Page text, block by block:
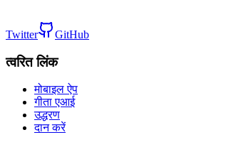
Twitter GitHub
त्वरित लिंक
मोबाइल ऐप
गीता एआई
उद्धरण
दान करें